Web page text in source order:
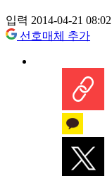
입력 2014-04-21 08:02
선호매체 추가